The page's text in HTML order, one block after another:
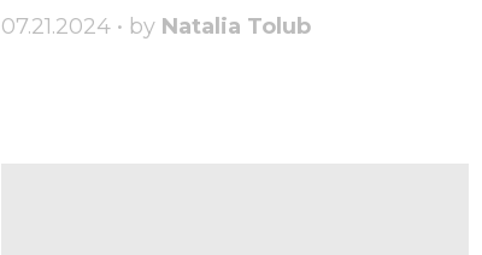
07.21.2024 • by Natalia Tolub